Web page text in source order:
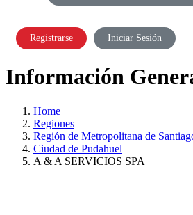
Registrarse Iniciar Sesión
Información
Home
Regiones
Región de Metropolitana de
Ciudad de Pudahuel
A & A SERVICIOS SPA